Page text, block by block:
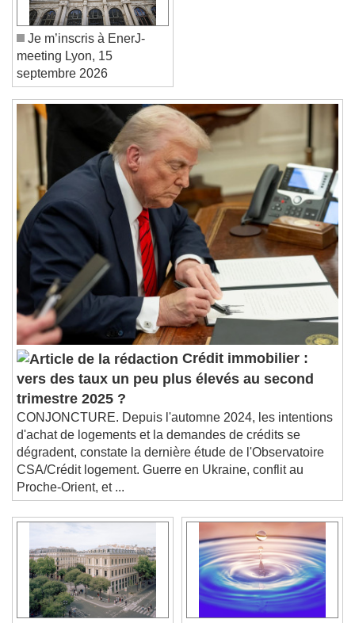
Close Modal Dialog
End of dialog window.
Je m’inscris à EnerJ-
meeting Lyon, 15
septembre 2026
Crédit immobilier :
vers des taux un peu plus élevés au second
trimestre 2025 ?
CONJONCTURE. Depuis l'automne 2024, les intentions
d'achat de logements et la demandes de crédits se
dégradent, constate la dernière étude de l'Observatoire
CSA/Crédit logement. Guerre en Ukraine, conflit au
Proche-Orient, et ...